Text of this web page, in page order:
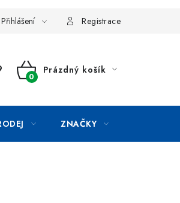
Přihlášení Registrace
NÁKUPNÍ
Prázdný košík
ZNAČKY